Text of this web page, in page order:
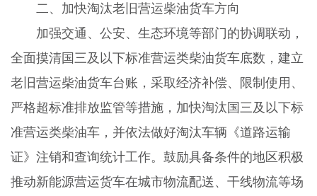
二、加快淘汰老旧营运柴油货车方向
加强交通、公安、生态环境等部门的协调联动，
全面摸清国三及以下标准营运类柴油货车底数，建立
老旧营运柴油货车台账，采取经济补偿、限制使用、
严格超标准排放监管等措施，加快淘汰国三及以下标
准营运类柴油车，并依法做好淘汰车辆《道路运输
证》注销和查询统计工作。鼓励具备条件的地区积极
推动新能源营运货车在城市物流配送、干线物流等场